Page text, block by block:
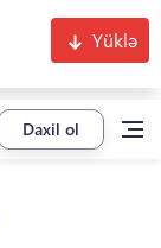
Yüklə
Daxil ol